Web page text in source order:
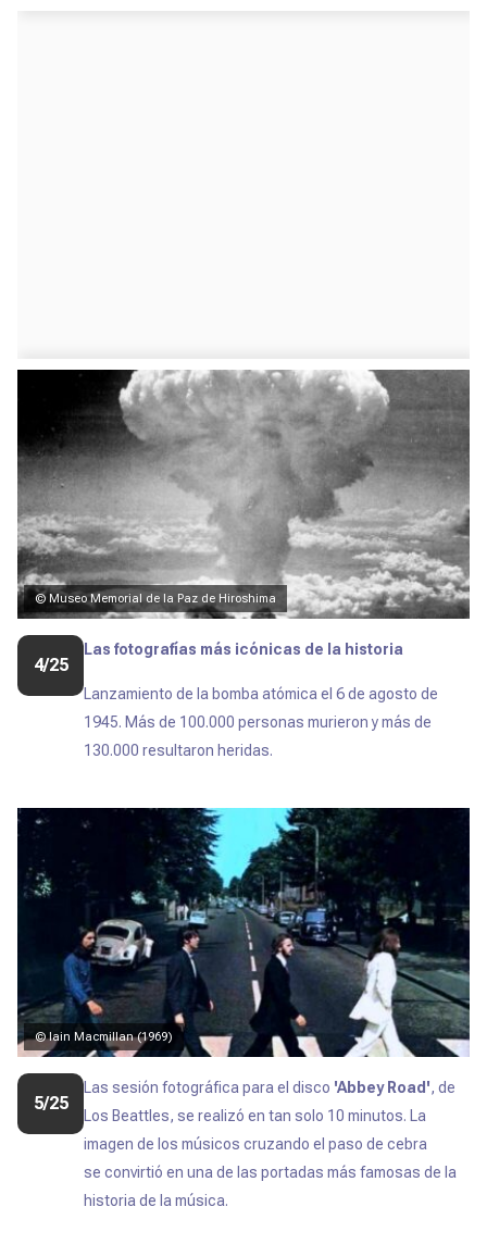
© Museo Memorial de la Paz de Hiroshima
4/25
Las fotografías más icónicas de la historia
Lanzamiento de la bomba atómica el ​6 de agosto de
1945. Más de 100.000 personas murieron y más de
130.000 resultaron heridas.
© Iain Macmillan (1969)
5/25
Las sesión fotográfica para el disco 'Abbey Road', de
Los Beattles, se realizó en tan solo 10 minutos. La
imagen de los músicos cruzando el paso de cebra
seconvirtió en una de las portadas más famosas de la
historia de la música.